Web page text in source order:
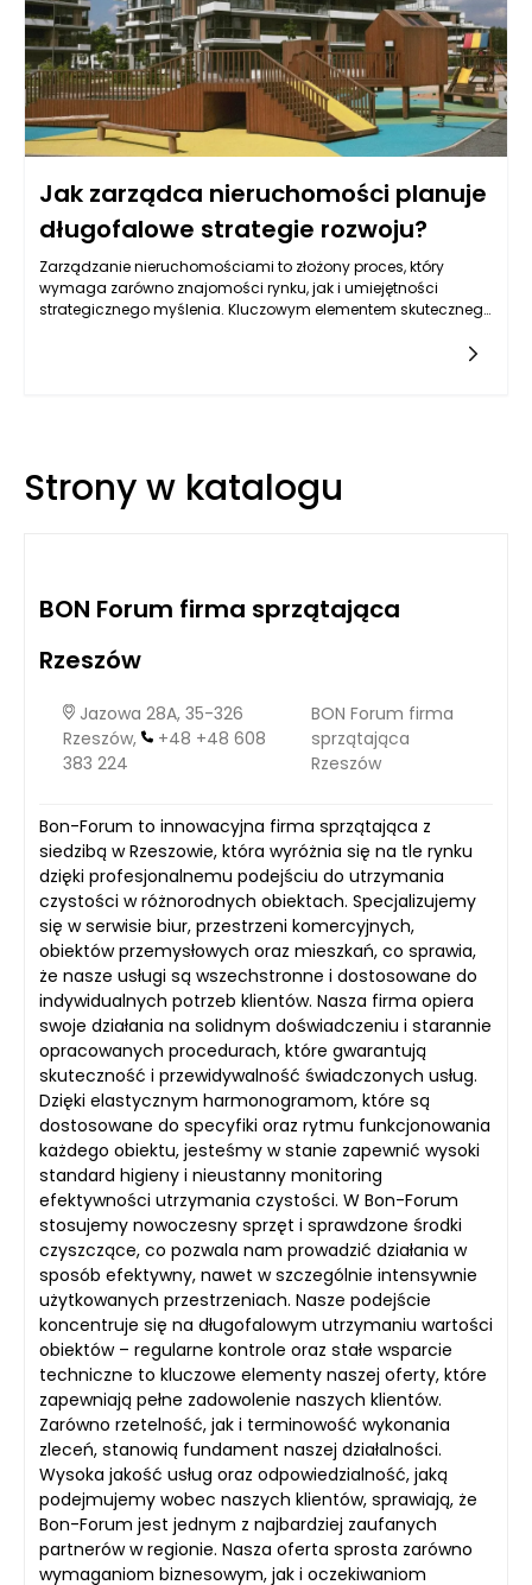
Jak zarządca nieruchomości planuje
długofalowe strategie rozwoju?
Zarządzanie nieruchomościami to złożony proces, który
wymaga zarówno znajomości rynku, jak i umiejętności
strategicznego myślenia. Kluczowym elementem skutecznego
które nie tylko odpowiadają na aktualne potrzeby w zakresie
najemców. Właściwe przewidywanie i dostosowanie się do
tych zmian umożliwia zarządcom efektywne
Strony w katalogu
BON Forum firma sprzątająca
Rzeszów
Jazowa 28A, 35-326
Rzeszów,
+48 +48 608
383 224
BON Forum firma
sprzątająca
Rzeszów
Bon-Forum to innowacyjna firma sprzątająca z
siedzibą w Rzeszowie, która wyróżnia się na tle rynku
dzięki profesjonalnemu podejściu do utrzymania
czystości w różnorodnych obiektach. Specjalizujemy
się w serwisie biur, przestrzeni komercyjnych,
obiektów przemysłowych oraz mieszkań, co sprawia,
że nasze usługi są wszechstronne i dostosowane do
indywidualnych potrzeb klientów. Nasza firma opiera
swoje działania na solidnym doświadczeniu i starannie
opracowanych procedurach, które gwarantują
skuteczność i przewidywalność świadczonych usług.
Dzięki elastycznym harmonogramom, które są
dostosowane do specyfiki oraz rytmu funkcjonowania
każdego obiektu, jesteśmy w stanie zapewnić wysoki
standard higieny i nieustanny monitoring
efektywności utrzymania czystości. W Bon-Forum
stosujemy nowoczesny sprzęt i sprawdzone środki
czyszczące, co pozwala nam prowadzić działania w
sposób efektywny, nawet w szczególnie intensywnie
użytkowanych przestrzeniach. Nasze podejście
koncentruje się na długofalowym utrzymaniu wartości
obiektów – regularne kontrole oraz stałe wsparcie
techniczne to kluczowe elementy naszej oferty, które
zapewniają pełne zadowolenie naszych klientów.
Zarówno rzetelność, jak i terminowość wykonania
zleceń, stanowią fundament naszej działalności.
Wysoka jakość usług oraz odpowiedzialność, jaką
podejmujemy wobec naszych klientów, sprawiają, że
Bon-Forum jest jednym z najbardziej zaufanych
partnerów w regionie. Nasza oferta sprosta zarówno
wymaganiom biznesowym, jak i oczekiwaniom